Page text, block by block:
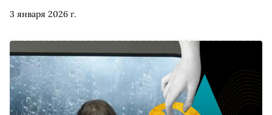
3 января 2026 г.
революции, об обратной стороне гениальности
«голые платья» или стиляги) живут дольше своих
создателей. Тексты, без которых воспоминания о 2025
годе будут, честное слово, неполными